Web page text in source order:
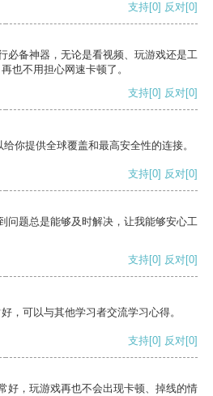
支持[0] 反对[0]
必备神器，无论是看视频、玩游戏还是工
也不用担心网速卡顿了。
支持[0] 反对[0]
你提供全球覆盖和最高安全性的连接。
支持[0] 反对[0]
问题总是能够及时解决，让我能够安心工
支持[0] 反对[0]
，可以与其他学习者交流学习心得。
支持[0] 反对[0]
好，玩游戏再也不会出现卡顿、掉线的情